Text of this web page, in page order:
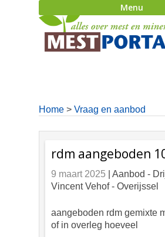
Menu
Home > Vraag en aanbod
rdm aangeboden
9 maart 2025 | Aanbod -
Vincent Vehof - Overijssel
aangeboden rdm gemixte
of in overleg hoeveel